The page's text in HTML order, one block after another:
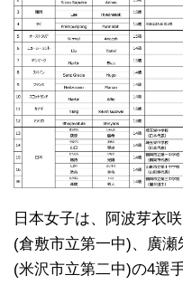
日本女子は、阿波芽衣
(倉敷市立第一中)、廣
(米沢市立第二中)の4選